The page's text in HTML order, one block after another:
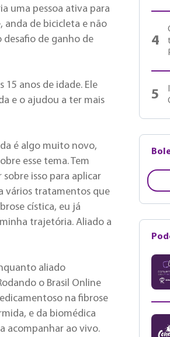
uma pessoa ativa para
anda de bicicleta e não
de ganho de
anos de idade. Ele
e o ajudou a ter mais
é algo muito novo,
esse tema. Tem
isso para aplicar
vários tratamentos que
cística, eu já
trajetória. Aliado a
aliado
o Brasil Online
na fibrose
e da biomédica
acompanhar ao vivo.
4
5